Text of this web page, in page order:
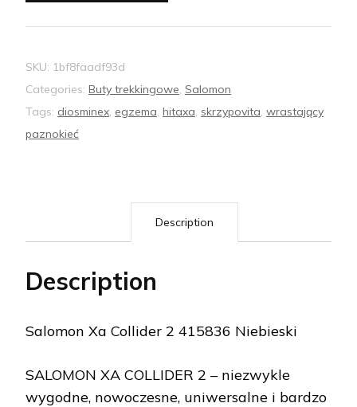
SKU: 1bf8faadf93d
Categories: Buty trekkingowe, Salomon
Tags: diosminex, egzema, hitaxa, skrzypovita, wrastający
paznokieć
Description
Description
Salomon Xa Collider 2 415836 Niebieski
SALOMON XA COLLIDER 2 – niezwykle
wygodne, nowoczesne, uniwersalne i bardzo